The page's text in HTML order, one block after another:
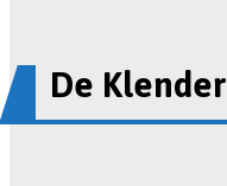
De Klender